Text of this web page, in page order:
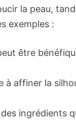
la peau,
exemples :
être
affiner la
ingrédients